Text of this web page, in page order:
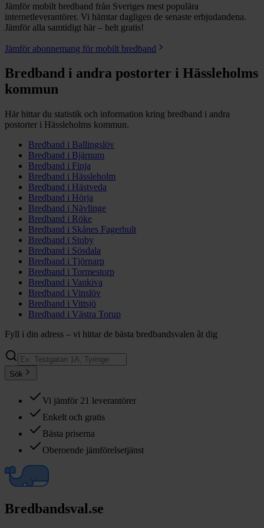
Jämför mobilt bredband från Sveriges mest populära
internetleverantörer. Vi hämtar dagligen de senaste erbjudandena.
Jämför alla samtidigt här – helt gratis!
Jämför abonnemang för mobilt bredband
Bredband i andra postorter i Hässleholms
kommun
Här hittar du statistik och information kring bredband i andra
postorter i Hässleholms kommun.
Bredband i Ballingslöv
Bredband i Bjärnum
Bredband i Finja
Bredband i Hässleholm
Bredband i Hästveda
Bredband i Hörja
Bredband i Nävlinge
Bredband i Röke
Bredband i Skånes Fagerhult
Bredband i Stoby
Bredband i Sösdala
Bredband i Tjörnarp
Bredband i Tormestorp
Bredband i Vankiva
Bredband i Vinslöv
Bredband i Vittsjö
Bredband i Västra Torup
Fyll i din adress – vi hittar de bästa bredbandsvalen åt dig
Sök
Vi jämför 21 leverantörer
Enkelt och gratis
Bästa priserna
Oberoende jämförelsetjänst
Bredbandsval.se